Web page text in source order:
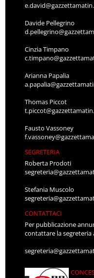
Davide Pellegrino
Cinzia Timpano
Arianna Papalia
Thomas Piccot
Fausto Vassoney
SEGRETERIA
Roberta Prodoti
Stefania Muscolo
CONTATTACI
Per pubblicazione
contattare la segreteria